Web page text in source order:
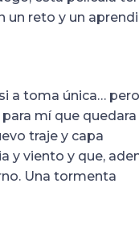
un reto y un
a toma única…
mí que quedara
traje y capa
y viento y que,
Una tormenta